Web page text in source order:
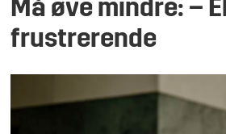
Må øve mindre: –
frustrerende